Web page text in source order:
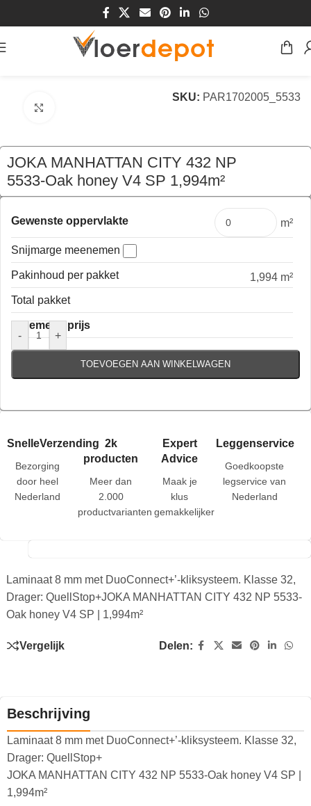
/Vloeren/Laminaat Vloeren
SKU: PAR1702005_5533
JOKA MANHATTAN CITY 432 NP
5533-Oak honey V4 SP 1,994m²
€21,00 per pak
Gewenste oppervlakte m²
Snijmarge meenemen
Pakinhoud per pakket
1,994 m²
Total pakket
Algemene prijs
-
+
TOEVOEGEN AAN WINKELWAGEN
SnelleVerzending
Bezorging
door heel
Nederland
2k
producten
Meer dan
2.000
productvarianten
Expert
Advice
Maak je
klus
gemakkelijker
Leggenservice
Goedkoopste
legservice van
Nederland
Laminaat 8 mm met DuoConnect+’-kliksysteem. Klasse 32,
Drager: QuellStop+JOKA MANHATTAN CITY 432 NP 5533-
Oak honey V4 SP | 1,994m²
Vergelijk Delen:
Beschrijving
Laminaat 8 mm met DuoConnect+’-kliksysteem. Klasse 32,
Drager: QuellStop+
JOKA MANHATTAN CITY 432 NP 5533-Oak honey V4 SP |
1,994m²